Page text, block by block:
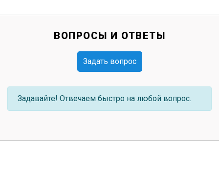
ВОПРОСЫ И ОТВЕТЫ
Задать вопрос
Задавайте! Отвечаем быстро на любой вопрос.